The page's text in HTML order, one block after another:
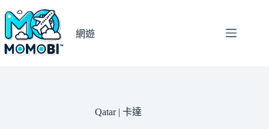
主
要
網遊
Qatar | 卡達